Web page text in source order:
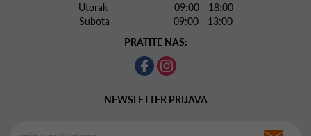
Utorak 09:00 - 18:00
Subota 09:00 - 13:00
PRATITE NAS:
NEWSLETTER PRIJAVA